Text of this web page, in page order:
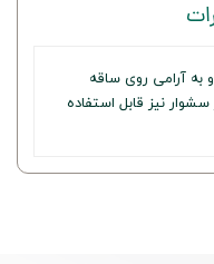
آرامی روی ساقه
نیز قابل استفاده